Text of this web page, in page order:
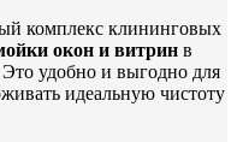
комплекс клининговых
окон и витрин в
удобно и выгодно для
идеальную чистоту